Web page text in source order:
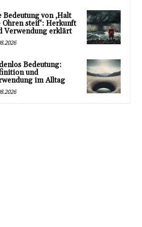
Bedeutung von ‚Halt
Ohren steif‘: Herkunft
Verwendung erklärt
Bedeutung:
und
im Alltag